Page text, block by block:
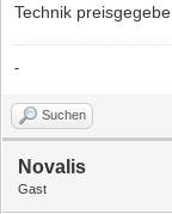
Technik
-
Suchen
Novalis
Gast